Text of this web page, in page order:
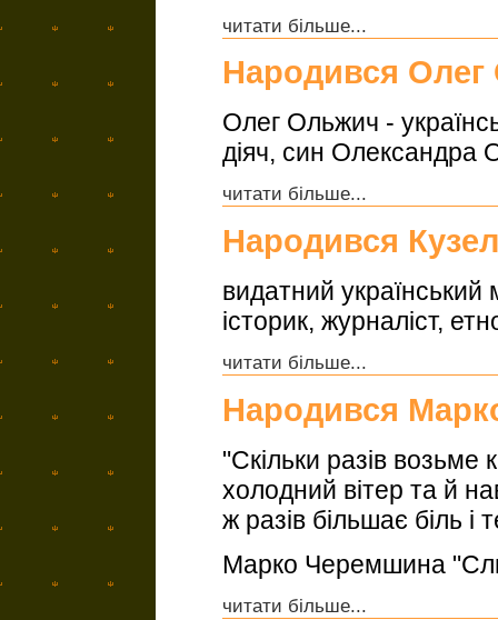
читати більше...
Народився
Олег Ольжич -
діяч, син Олександра
читати більше...
Народився
видатний український
історик, журналіст,
читати більше...
Народився
"Скільки разів возьме
холодний вітер та й
ж разів більшає біль і
Марко Черемшина
читати більше...